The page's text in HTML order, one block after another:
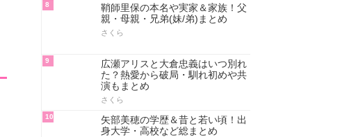
8
鞘師里保の本名や実家＆家族！父
親・母親・兄弟(妹/弟)まとめ
さくら
9
広瀬アリスと大倉忠義はいつ別れ
た？熱愛から破局・馴れ初めや共
演もまとめ
さくら
10
矢部美穂の学歴＆昔と若い頃！出
身大学・高校など総まとめ